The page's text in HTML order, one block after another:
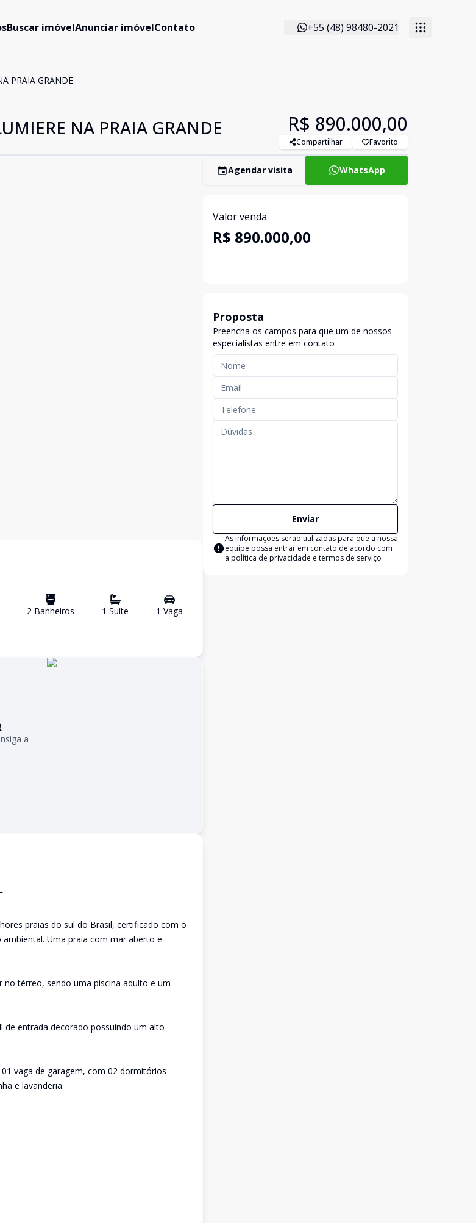
Buscar imóvelAnunciar imóvelContato +55 (48) 98480-2021
PRAIA GRANDE
NA PRAIA GRANDE R$ 890.000,00
Compartilhar Favorito
2 Banheiros 1 Suíte 1 Vaga
a
praias do sul do Brasil, certificado com o
Uma praia com mar aberto e
no térreo, sendo uma piscina adulto e um
de entrada decorado possuindo um alto
vaga de garagem, com 02 dormitórios
e lavanderia.
Agendar visita WhatsApp
Valor venda
R$ 890.000,00
Proposta
Preencha os campos para que um de nossos
especialistas entre em contato
Enviar
As informações serão utilizadas para que a nossa
equipe possa entrar em contato de acordo com
a política de privacidade e termos de serviço